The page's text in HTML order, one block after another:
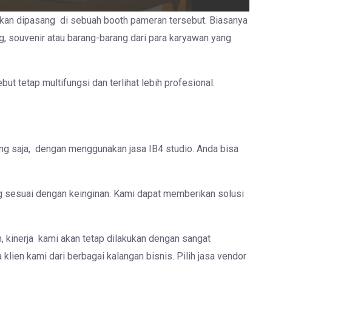
dipasang di sebuah booth pameran tersebut. Biasanya
atau barang-barang dari para karyawan yang
tetap multifungsi dan terlihat lebih profesional.
saja, dengan menggunakan jasa IB4 studio. Anda bisa
dengan keinginan. Kami dapat memberikan solusi
kinerja kami akan tetap dilakukan dengan sangat
kami dari berbagai kalangan bisnis. Pilih jasa vendor